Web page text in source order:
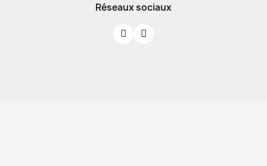
Réseaux sociaux